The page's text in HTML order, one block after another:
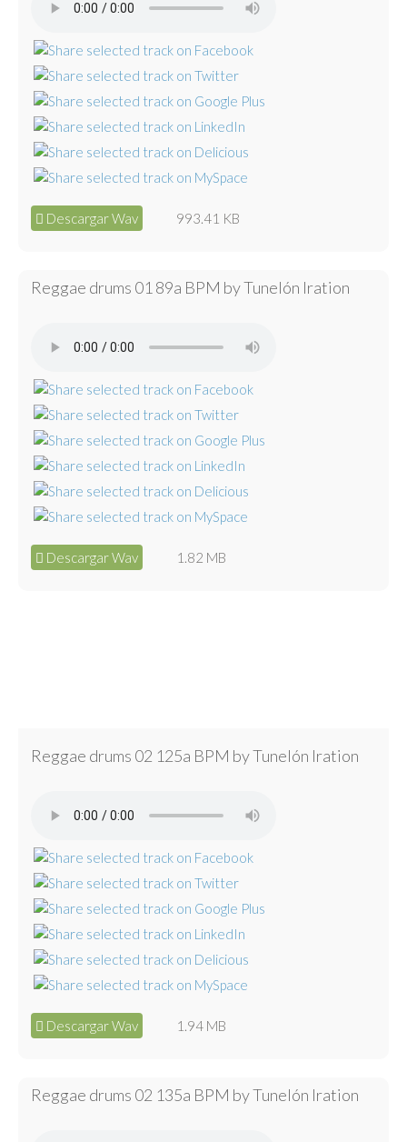
Descargar Wav 993.41 KB
Reggae drums 01 89a BPM by Tunelón Iration
Descargar Wav 1.82 MB
Reggae drums 02 125a BPM by Tunelón Iration
Descargar Wav 1.94 MB
Reggae drums 02 135a BPM by Tunelón Iration